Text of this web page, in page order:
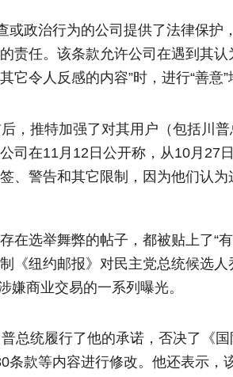
或政治行为的公司提供了法律保护
责任。该条款允许公司在遇到其
它令人反感的内容”时，进行“善意
，推特加强了对其用户（包括川
司在11月12日公开称，从10月27
、警告和其它限制，因为他们认
在选举舞弊的帖子，都被贴上了“
《纽约邮报》对民主党总统候选人
嫌商业交易的一系列曝光。
总统履行了他的承诺，否决了《
条款等内容进行修改。他还表示，